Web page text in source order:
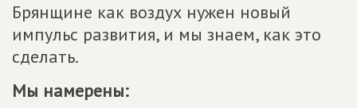
Брянщине как воздух нужен новый
импульс развития, и мы знаем, как это
сделать.
Мы намерены: